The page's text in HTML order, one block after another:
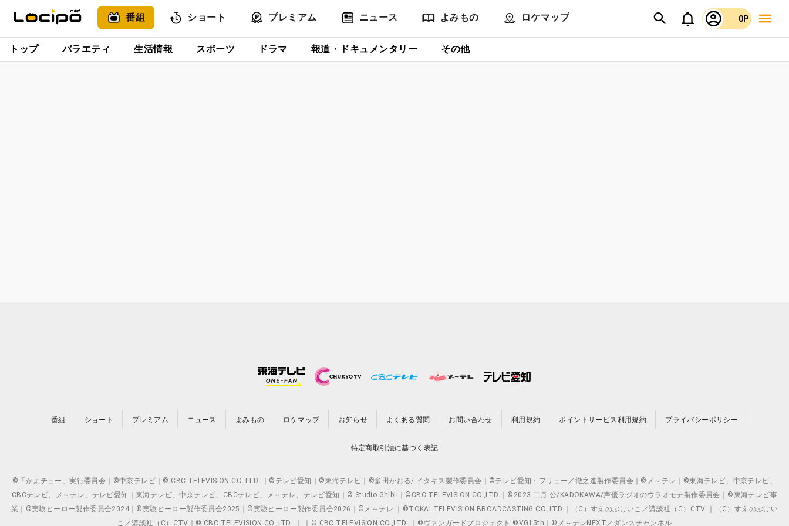
番組 ショート プレミアム ニュース よみもの ロケマップ 0P
トップ バラエティ 生活情報 スポーツ ドラマ 報道・ドキュメンタリー その他
番組 ショート プレミアム ニュース よみもの ロケマップ お知らせ よくある質問 お問い合わせ 利用規約 ポイントサービス利用規約 プライバシーポリシー
特定商取引法に基づく表記
©「かよチュー」実行委員会｜©中京テレビ｜© CBC TELEVISION CO.,LTD. ｜©テレビ愛知｜©東海テレビ｜©多田かおる/ イタキス製作委員会｜©テレビ愛知・フリュー／徹之進製作委員会｜©メ～テレ｜©東海テレビ、中京テレビ、
CBCテレビ、メ～テレ、テレビ愛知｜東海テレビ、中京テレビ、CBCテレビ、メ～テレ、テレビ愛知｜© Studio Ghibli｜©CBC TELEVISION CO.,LTD.｜©2023 二月 公/KADOKAWA/声優ラジオのウラオモテ製作委員会｜©東海テレビ事
業｜©実験ヒーロー製作委員会2024｜©実験ヒーロー製作委員会2025｜©実験ヒーロー製作委員会2026｜©メ～テレ ｜©TOKAI TELEVISION BROADCASTING CO.,LTD.｜（C）すえのぶけいこ／講談社（C）CTV ｜（C）すえのぶけい
こ／講談社（C）CTV｜© CBC TELEVISION CO.,LTD. ｜ ｜© CBC TELEVISION CO.,LTD. ｜©ヴァンガードプロジェクト ©VG15th｜©メ～テレNEXT／ダンスチャンネル